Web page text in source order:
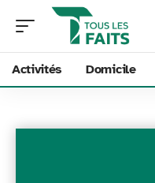
Activités Domicile